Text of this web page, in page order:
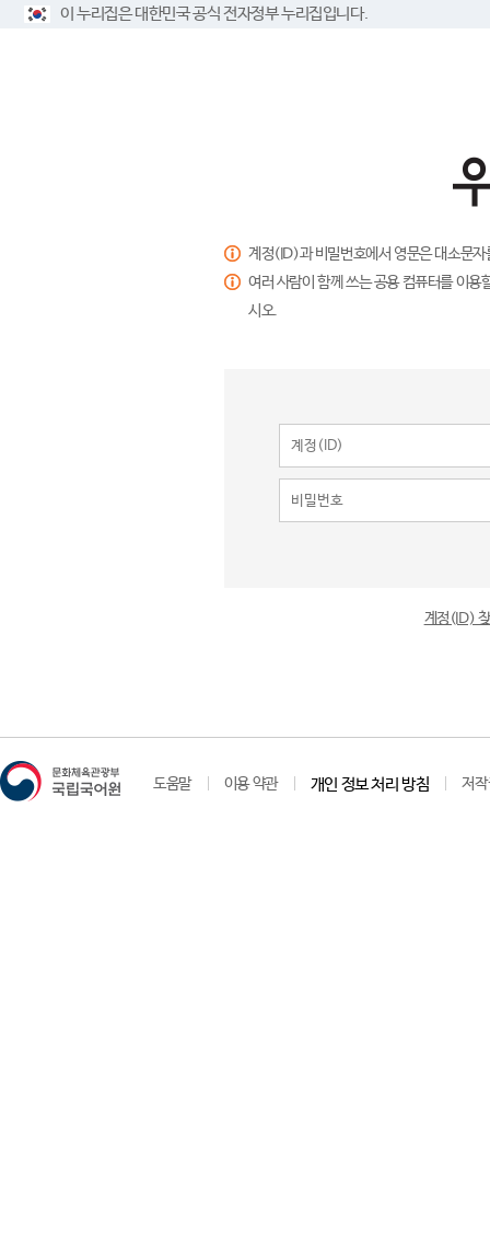
이 누리집은 대한민국 공식 전자정부 누리집입니다.
계정(ID)과 비밀번호에서 영문은 대소문
여러 사람이 함께 쓰는 공용 컴퓨터를 이
시오.
계정(ID)
도움말 이용 약관 개인 정보 처리 방침 저